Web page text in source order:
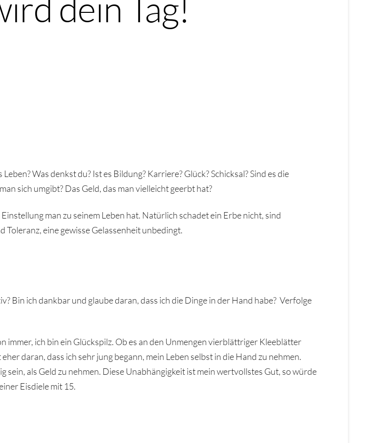
Was denkst du? Ist es Bildung? Karriere? Glück? Schicksal? Sind es die
sich umgibt? Das Geld, das man vielleicht geerbt hat?
man zu seinem Leben hat. Natürlich schadet ein Erbe nicht, sind
eine gewisse Gelassenheit unbedingt.
Bin ich dankbar und glaube daran, dass ich die Dinge in der Hand habe? Verfolge
immer, ich bin ein Glückspilz. Ob es an den Unmengen vierblättriger Kleeblätter
daran, dass ich sehr jung begann, mein Leben selbst in die Hand zu nehmen.
als Geld zu nehmen. Diese Unabhängigkeit ist mein wertvollstes Gut, so würde
Eisdiele mit 15.